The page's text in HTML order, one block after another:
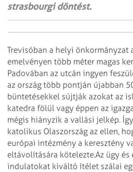
strasbourgi döntést.
Trevisóban a helyi önkormányzat
emelvényen több méter magas
Padovában az utcán ingyen
az ország több pontján újabban
büntetésekkel sújtják azokat az
katedra fölül vagy éppen az
mégis hiányzik a vallási jelkép.
katolikus Olaszország az ellen,
európai intézmény a keresztény
eltávolítására kötelezte.Az ügy és
indulatokat kiváltó ítélet szálai